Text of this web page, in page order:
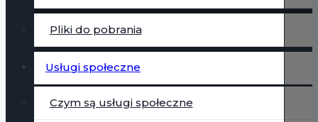
Pliki do pobrania
Usługi społeczne
Czym są usługi społeczne